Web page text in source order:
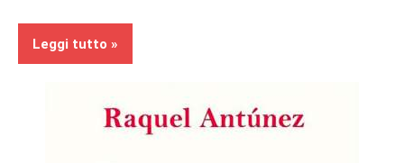
Leggi tutto
Contemporary